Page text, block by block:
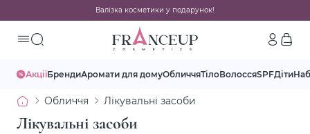
Валізка косметики у подарунок!
АкціїБрендиАромати для домуОбличчяТілоВолоссяSPFДіти
Обличчя Лікувальні засоби
Лікувальні засоби